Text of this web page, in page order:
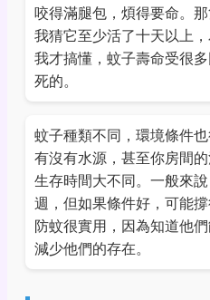
咬得滿腿包，煩得要命。
我猜它至少活了十天以上
我才搞懂，蚊子壽命受很
死的。
蚊子種類不同，環境條件
有沒有水源，甚至你房間
生存時間大不同。一般來
週，但如果條件好，可能
防蚊很實用，因為知道他
減少他們的存在。